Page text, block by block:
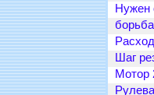
Нужен
Шаг
Мотор